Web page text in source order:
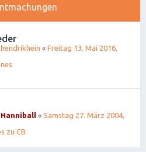
hendrikhein « Freitag 13. Mai 2016,
Hanniball « Samstag 27. März 2004,
zu CB